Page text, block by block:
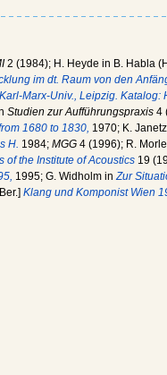
2 (1984); H. Heyde in B. Habla
im dt. Raum von den
Marx-Univ., Leipzig. Katalog:
Studien zur Aufführungspraxis 4
1680 to 1830, 1970; K.
H. 1984; MGG 4 (1996); R.
of the Institute of Acoustics 19
1995; G. Widholm inZur
Klang und Komponist Wien